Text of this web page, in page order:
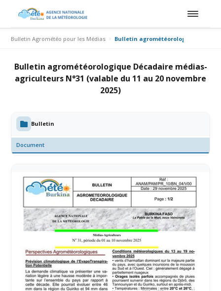
Bulletin Agrométéo pour les Médias Bulletin agrométéorologique
Bulletin agrométéorologique Décadaire médias-
agriculteurs N°31 (valable du 11 au 20 novembre
2025)
Bulletin
Document